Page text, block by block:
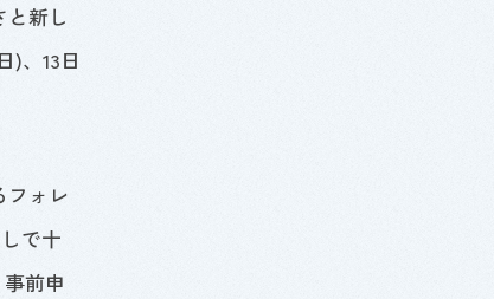
新し
)、 13日
フォレ
で十
前申